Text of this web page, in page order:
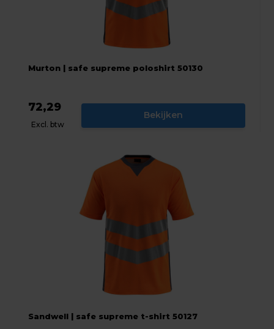
Murton | safe supreme poloshirt 50130
72,29
Excl. btw
Bekijken
Sandwell | safe supreme t-shirt 50127